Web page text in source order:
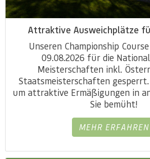
Attraktive Ausweichplätze
Unseren Championship
09.08.2026 für die
Meisterschaften inkl.
Staatsmeisterschaften
um attraktive Ermäßigungen in
Sie bemüht!
MEHR ERFAHREN